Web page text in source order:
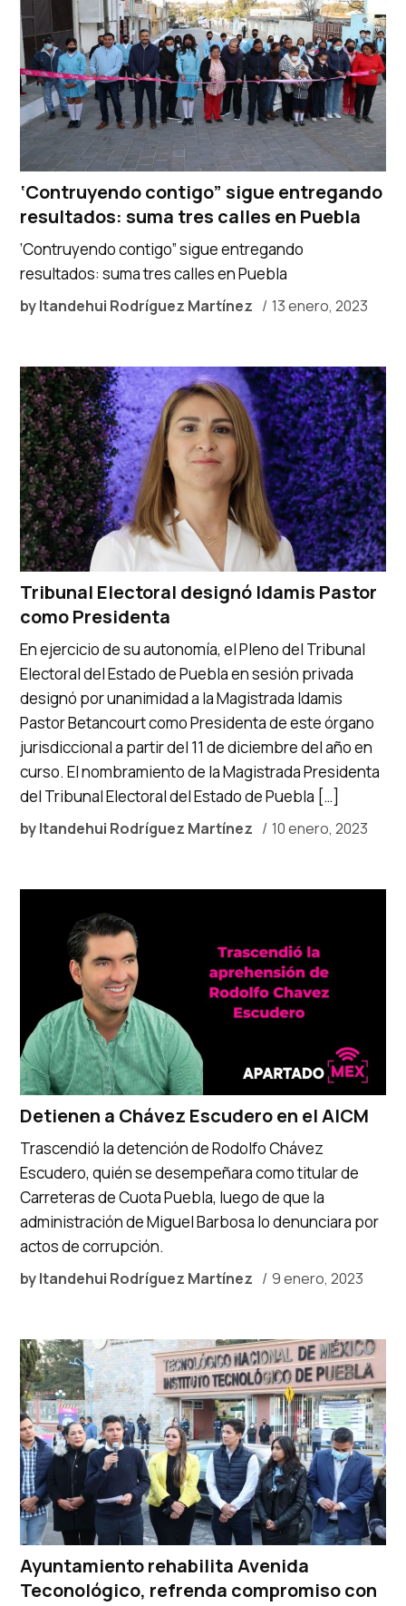
‘Contruyendo contigo” sigue entregando
resultados: suma tres calles en Puebla
byItandehui Rodríguez Martínez 13 enero, 2023
‘Contruyendo contigo” sigue entregando
resultados: suma tres calles en Puebla
Tribunal Electoral designó Idamis Pastor
como Presidenta
byItandehui Rodríguez Martínez 10 enero, 2023
En ejercicio de su autonomía, el Pleno del Tribunal
Electoral del Estado de Puebla en sesión privada
designó por unanimidad a la Magistrada Idamis
Pastor Betancourt como Presidenta de este órgano
jurisdiccional a partir del 11 de diciembre del año en
curso. El nombramiento de la Magistrada Presidenta
del Tribunal Electoral del Estado de Puebla […]
Detienen a Chávez Escudero en el AICM
byItandehui Rodríguez Martínez 9 enero, 2023
Trascendió la detención de Rodolfo Chávez
Escudero, quién se desempeñara como titular de
Carreteras de Cuota Puebla, luego de que la
administración de Miguel Barbosa lo denunciara por
actos de corrupción.
Ayuntamiento rehabilita Avenida
Teconológico, refrenda compromiso con